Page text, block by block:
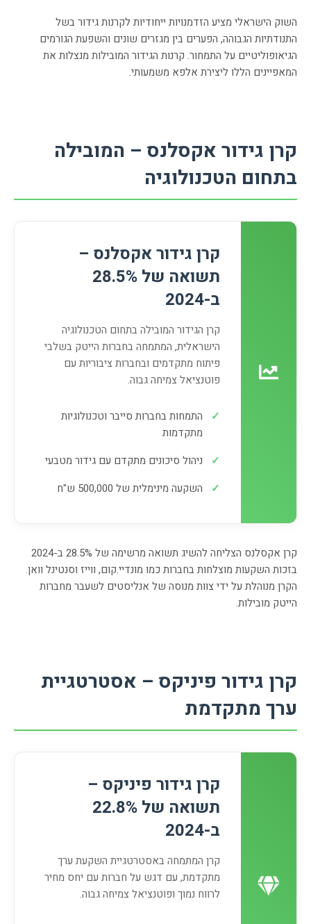
השוק הישראלי מציע הזדמנויות ייחודיות לקרנות גידור בשל
התנודתיות הגבוהה, הפערים בין מגזרים שונים והשפעת הגורמים
הגיאופוליטיים על התמחור. קרנות הגידור המובילות מנצלות את
המאפיינים הללו ליצירת אלפא משמעותי.
קרן גידור אקסלנס – המובילה
בתחום הטכנולוגיה
קרן גידור אקסלנס –
תשואה של 28.5%
ב-2024
קרן הגידור המובילה בתחום הטכנולוגיה
הישראלית, המתמחה בחברות הייטק בשלבי
פיתוח מתקדמים ובחברות ציבוריות עם
פוטנציאל צמיחה גבוה.
✓
התמחות בחברות סייבר וטכנולוגיות
מתקדמות
✓
ניהול סיכונים מתקדם עם גידור מטבעי
✓
השקעה מינימלית של 500,000 ש"ח
קרן אקסלנס הצליחה להשיג תשואה מרשימה של 28.5% ב-2024
בזכות השקעות מוצלחות בחברות כמו מונדיי.קום, ווייז וסנטינל וואן.
הקרן מנוהלת על ידי צוות מנוסה של אנליסטים לשעבר מחברות
הייטק מובילות.
קרן גידור פיניקס – אסטרטגיית
ערך מתקדמת
קרן גידור פיניקס –
תשואה של 22.8%
ב-2024
קרן המתמחה באסטרטגיית השקעת ערך
מתקדמת, עם דגש על חברות עם יחס מחיר
לרווח נמוך ופוטנציאל צמיחה גבוה.